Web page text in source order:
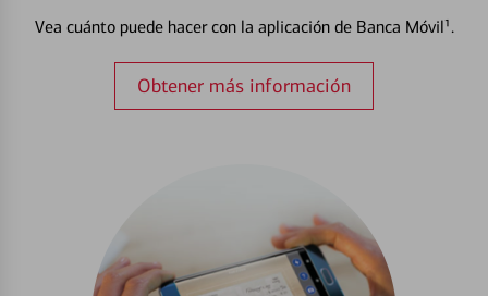
Vea cuánto puede hacer con la aplicación de Banca Móvil¹.
Obtener más información